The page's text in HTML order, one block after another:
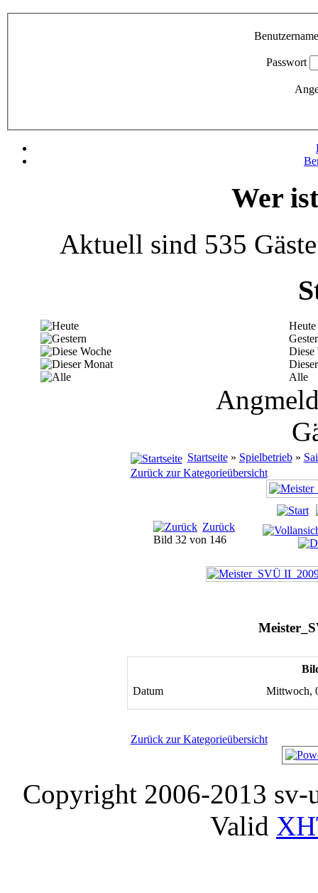
Benutzername
Passwort
Wer
Aktuell sind 535
Heute
Diese
Alle
Startseite» Spielbetrieb»
Zurück zur Kategorieübersicht
Zurück
Bild 32 von 146
Datum
Mittwoch,
Zurück zur Kategorieübersicht
Copyright 2006-2013
Valid